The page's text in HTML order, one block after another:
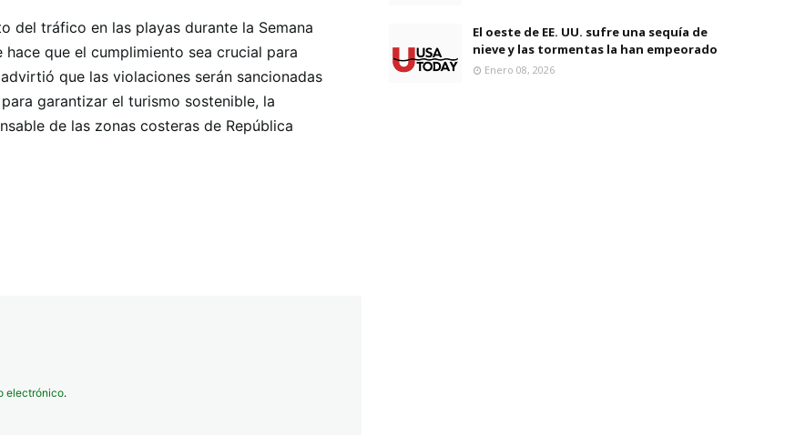
del tráfico en las playas durante la Semana
que el cumplimiento sea crucial para
que las violaciones serán sancionadas
garantizar el turismo sostenible, la
de las zonas costeras de República
electrónico.
El oeste de EE. UU. sufre una sequía de
nieve y las tormentas la han empeorado
Enero 08, 2026